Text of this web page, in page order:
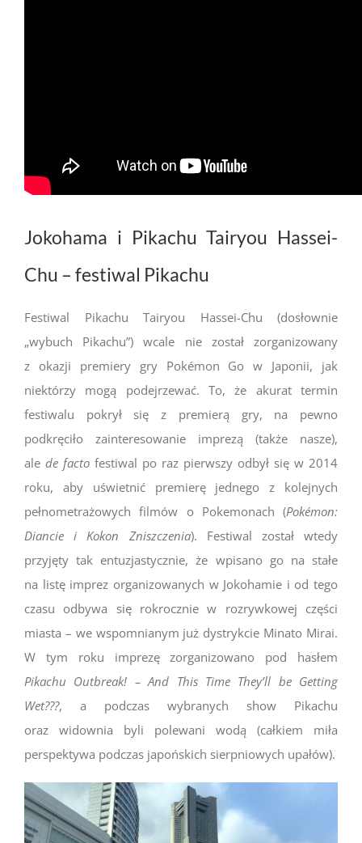
Jokohama i Pikachu Tairyou Hassei-
Chu – festiwal Pikachu
Festiwal Pikachu Tairyou Hassei-Chu (dosłownie
„wybuch Pikachu”) wcale nie został zorganizowany
z okazji premiery gry Pokémon Go w Japonii, jak
niektórzy mogą podejrzewać. To, że akurat termin
festiwalu pokrył się z premierą gry, na pewno
podkręciło zainteresowanie imprezą (także nasze),
ale de facto festiwal po raz pierwszy odbył się w 2014
roku, aby uświetnić premierę jednego z kolejnych
pełnometrażowych filmów o Pokemonach (Pokémon:
Diancie i Kokon Zniszczenia). Festiwal został wtedy
przyjęty tak entuzjastycznie, że wpisano go na stałe
na listę imprez organizowanych w Jokohamie i od tego
czasu odbywa się rokrocznie w rozrywkowej części
miasta – we wspomnianym już dystrykcie Minato Mirai.
W tym roku imprezę zorganizowano pod hasłem
Pikachu Outbreak! – And This Time They’ll be Getting
Wet???, a podczas wybranych show Pikachu
oraz widownia byli polewani wodą (całkiem miła
perspektywa podczas japońskich sierpniowych upałów).